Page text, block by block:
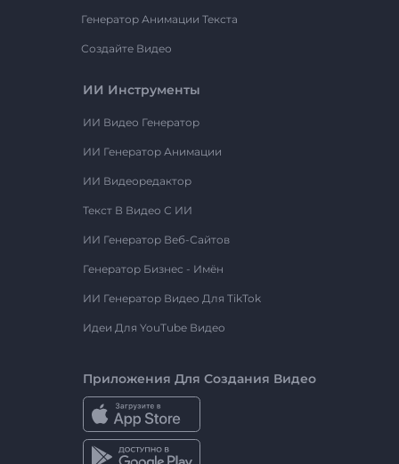
Генератор Анимации Текста
Создайте Видео
ИИ Инструменты
ИИ Видео Генератор
ИИ Генератор Анимации
ИИ Видеоредактор
Текст В Видео С ИИ
ИИ Генератор Веб-Сайтов
Генератор Бизнес - Имён
ИИ Генератор Видео Для TikTok
Идеи Для YouTube Видео
Приложения Для Создания Видео